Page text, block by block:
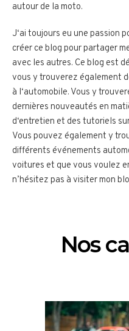
autour de la moto.
J‘ai toujours eu une passion
créerce blog pourpartager
avecles autres. Ce blog est dé
vous y trouverez également
à l‘automobile. Vous y trou
dernières nouveautés en mati
d‘entretien et des tutoriels
Vous pouvez également y
différents événements
voitures et que vous voulez
n’hésitez pas à visiter mon
Nos